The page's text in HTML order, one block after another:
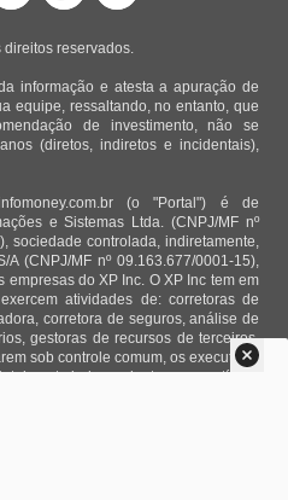
reservados.
informação e atesta a apuração de
equipe, ressaltando, no entanto, que
de investimento, não se
(diretos, indiretos e incidentais),
(o "Portal") é de
e Sistemas Ltda. (CNPJ/MF nº
sociedade controlada, indiretamente,
(CNPJ/MF nº 09.163.677/0001-15),
do XP Inc. O XP Inc tem em
atividades de: corretoras de
corretora de seguros, análise de
gestoras de recursos de terceiros.
sob controle comum, os executivos
independentes e as notícias,